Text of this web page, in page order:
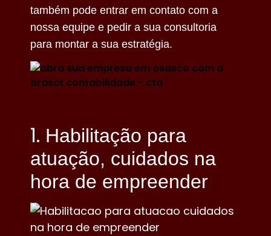
também pode entrar em contato com a
nossa equipe e pedir a sua consultoria
para montar a sua estratégia.
1. Habilitação para
atuação, cuidados na
hora de empreender